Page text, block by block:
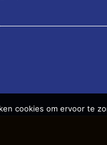
cookies om ervoor te